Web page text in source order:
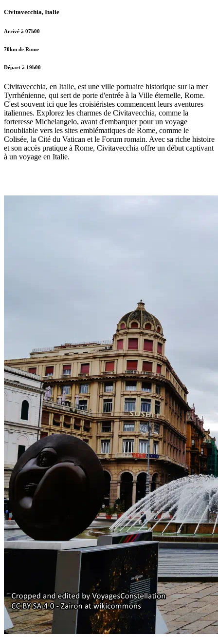
Civitavecchia, Italie
Arrivé à 07h00
70km de Rome
Départ à 19h00
Civitavecchia, en Italie, est une ville portuaire historique sur la mer
Tyrrhénienne, qui sert de porte d'entrée à la Ville éternelle, Rome.
C'est souvent ici que les croisiéristes commencent leurs aventures
italiennes. Explorez les charmes de Civitavecchia, comme la
forteresse Michelangelo, avant d'embarquer pour un voyage
inoubliable vers les sites emblématiques de Rome, comme le
Colisée, la Cité du Vatican et le Forum romain. Avec sa riche histoire
et son accès pratique à Rome, Civitavecchia offre un début captivant
à un voyage en Italie.